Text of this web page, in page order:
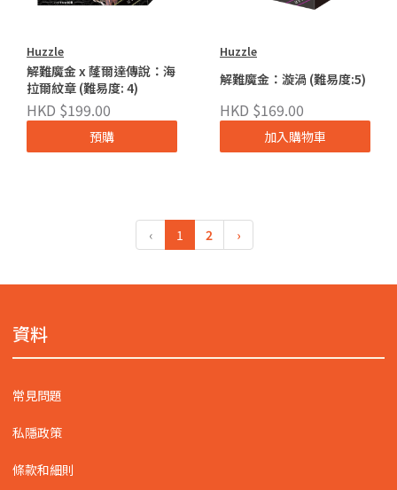
Huzzle
解難魔金 x 蕯爾達傳說：海
拉爾紋章 (難易度: 4)
HKD $199.00
預購
Huzzle
解難魔金：漩渦 (難易度:5)
HKD $169.00
加入購物車
‹ 1 2 ›
資料
常見問題
私隱政策
條款和細則